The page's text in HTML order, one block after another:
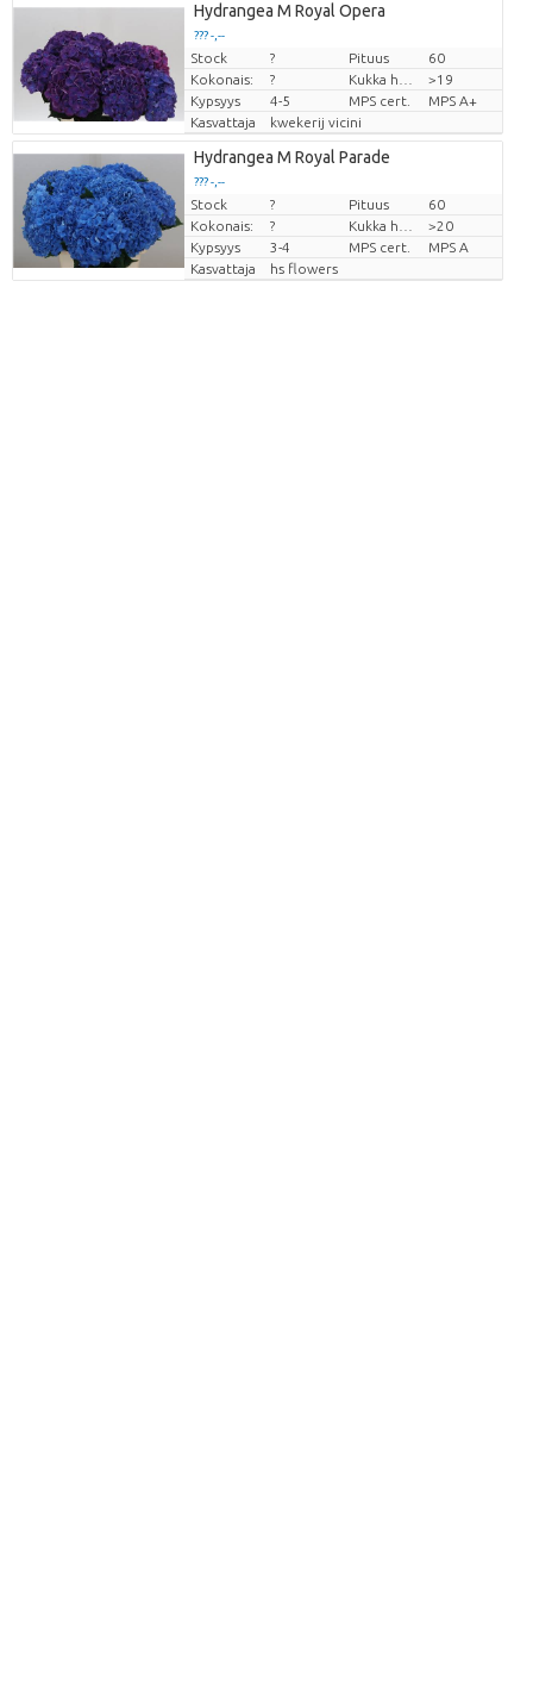
Hydrangea M Royal Opera
??? -,--
Hinta per kappale
Stock ? Pituus
60
Kokonais:
?
>19
Kypsyys
4-5 MPS cert.
MPS A+
Kasvattaja
kwekerij vicini
Hydrangea M Royal Parade
??? -,--
Hinta per kappale
Stock ? Pituus
60
Kokonais:
?
>20
Kypsyys
3-4 MPS cert.
MPS A
Kasvattaja
hs flowers